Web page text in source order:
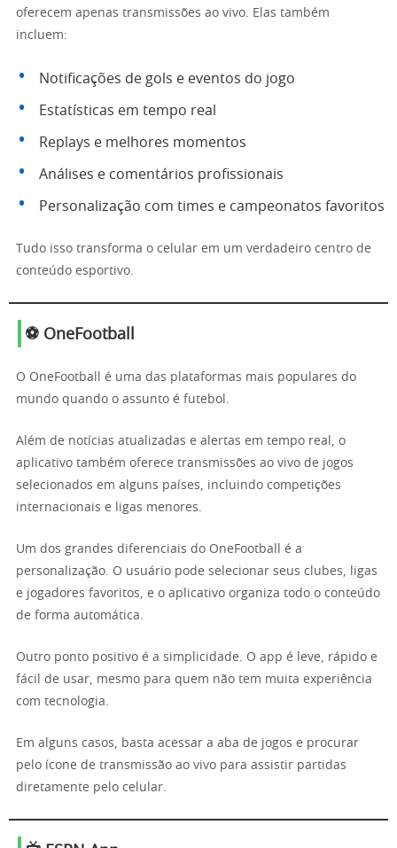
oferecem apenas transmissões ao vivo. Elas também
incluem:
Notificações de gols e eventos do jogo
Estatísticas em tempo real
Replays e melhores momentos
Análises e comentários profissionais
Personalização com times e campeonatos favoritos
Tudo isso transforma o celular em um verdadeiro centro de
conteúdo esportivo.
⚽ OneFootball
O OneFootball é uma das plataformas mais populares do
mundo quando o assunto é futebol.
Além de notícias atualizadas e alertas em tempo real, o
aplicativo também oferece transmissões ao vivo de jogos
selecionados em alguns países, incluindo competições
internacionais e ligas menores.
Um dos grandes diferenciais do OneFootball é a
personalização. O usuário pode selecionar seus clubes, ligas
e jogadores favoritos, e o aplicativo organiza todo o conteúdo
de forma automática.
Outro ponto positivo é a simplicidade. O app é leve, rápido e
fácil de usar, mesmo para quem não tem muita experiência
com tecnologia.
Em alguns casos, basta acessar a aba de jogos e procurar
pelo ícone de transmissão ao vivo para assistir partidas
diretamente pelo celular.